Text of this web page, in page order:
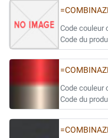
Code couleur
Code du
Code couleur
Code du